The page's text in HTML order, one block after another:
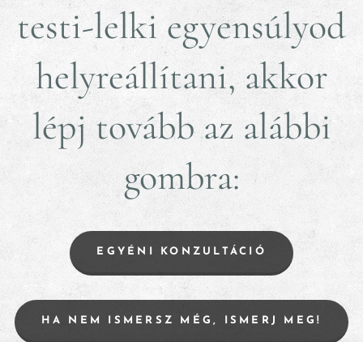
testi-lelki egyensúlyod
helyreállítani, akkor
lépj tovább az alábbi
gombra:
EGYÉNI KONZULTÁCIÓ
HA NEM ISMERSZ MÉG, ISMERJ MEG!